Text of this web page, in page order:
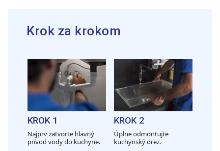
Krok za krokom
KROK 1
Najprv zatvorte hlavný
prívod vody do kuchyne.
KROK 2
Úplne odmontujte
kuchynský drez.